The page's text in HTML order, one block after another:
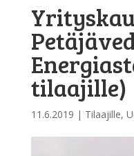
tilaajille)
11.6.2019 | Tilaajille,